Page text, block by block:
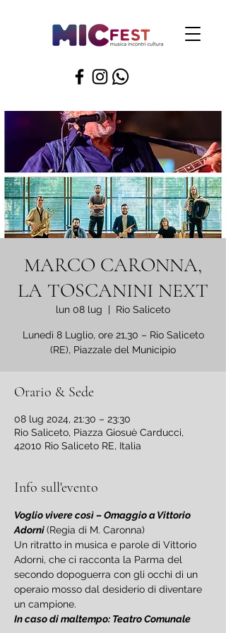
MARCO CARONNA,
LA TOSCANINI NEXT
lun 08 lug
  |
Rio Saliceto
Lunedì 8 Luglio, ore 21,30 – Rio Saliceto
(RE), Piazzale del Municipio
Orario & Sede
08 lug 2024, 21:30 – 23:30
Rio Saliceto, Piazza Giosuè Carducci,
42010 Rio Saliceto RE, Italia
Info sull'evento
Voglio vivere così – Omaggio a Vittorio
Adorni (Regia di M. Caronna)
Un ritratto in musica e parole di Vittorio
Adorni, che ci racconta la Parma del
secondo dopoguerra con gli occhi di un
operaio mosso dal desiderio di diventare
un campione.
In caso di maltempo: Teatro Comunale